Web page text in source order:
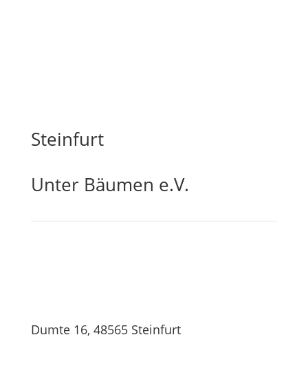
Steinfurt
Unter Bäumen e.V.
Dumte 16, 48565 Steinfurt